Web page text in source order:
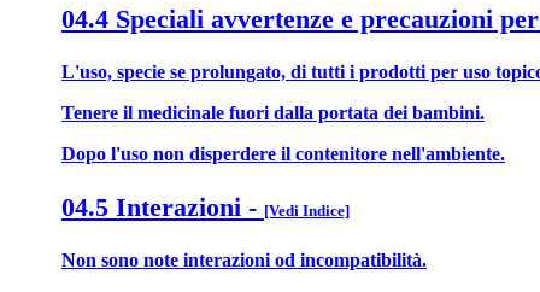
04.4 Speciali avvertenze e precauzioni
L'uso, specie se prolungato, di tutti i prodotti per uso
Tenere il medicinale fuori dalla portata dei bambini.
Dopo l'uso non disperdere il contenitore nell'ambiente.
04.5 Interazioni - [Vedi Indice]
Non sono note interazioni od incompatibilità.